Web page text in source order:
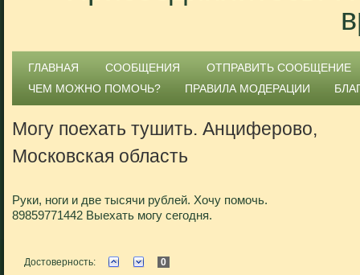
ГЛАВНАЯ СООБЩЕНИЯ
ОТПРАВИТЬ СООБЩЕНИЕ
ЧЕМ МОЖНО ПОМОЧЬ?
ПРАВИЛА МОДЕРАЦИИ
Могу поехать тушить. Анциферово,
Московская область
Руки, ноги и две тысячи рублей. Хочу помочь.
89859771442 Выехать могу сегодня.
Достоверность: 0